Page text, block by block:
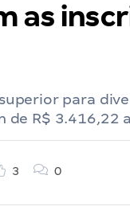
as
para
R$ 3.416,22
3 0